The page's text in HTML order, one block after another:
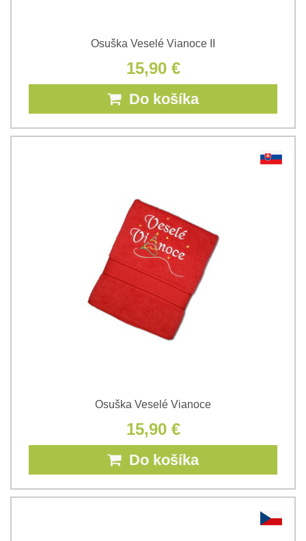
Osuška Veselé Vianoce II
15,90 €
Do košíka
Osuška Veselé Vianoce
15,90 €
Do košíka